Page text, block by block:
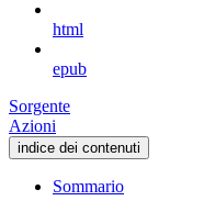
html
epub
Sorgente
Azioni
indice dei contenuti
Sommario